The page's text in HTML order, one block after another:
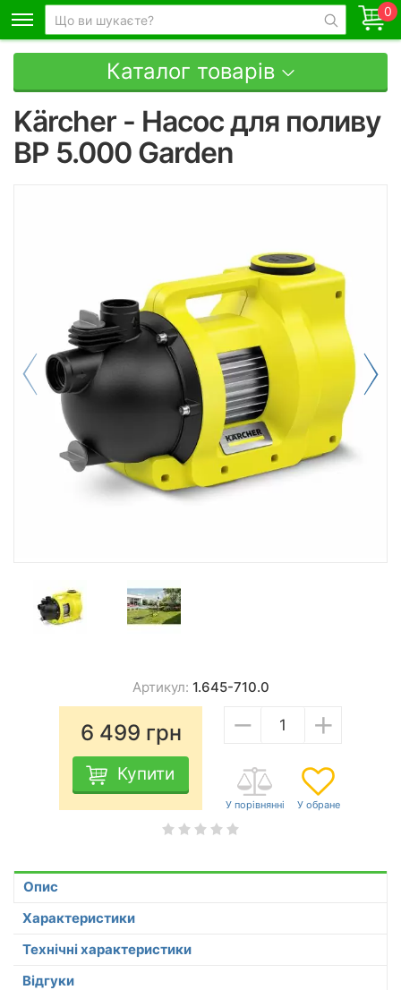
0
Каталог товарів
Kärcher - Насос для поливу
BP 5.000 Garden
Артикул: 1.645-710.0
6 499 грн
Купити
− +
Опис
Характеристики
Технічні характеристики
Відгуки